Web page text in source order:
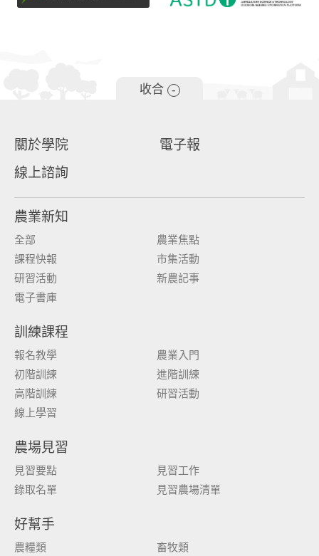
收合 -
關於學院
電子報
線上諮詢
農業新知
全部
農業焦點
課程快報
市集活動
研習活動
新農記事
電子書庫
訓練課程
報名教學
農業入門
初階訓練
進階訓練
高階訓練
研習活動
線上學習
農場見習
見習要點
見習工作
錄取名單
見習農場清單
好幫手
農糧類
畜牧類